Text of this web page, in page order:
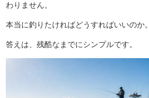
わりません。
本当に釣りたければどうすればいいのか。
答えは、残酷なまでにシンプルです。